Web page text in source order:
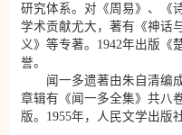
研究体系。对《周易》、《
学术贡献尤大，著有《神话
义》等专著。1942年出版《
誉。
闻一多遗著由朱自清编成
章辑有《闻一多全集》共八
版。1955年，人民文学出版